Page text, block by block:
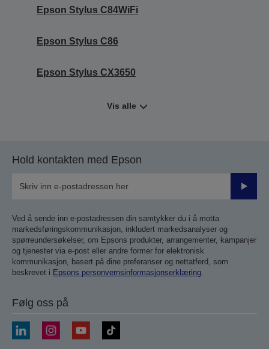
Epson Stylus C84WiFi
Epson Stylus C86
Epson Stylus CX3650
Vis alle
Hold kontakten med Epson
Send
Ved å sende inn e-postadressen din samtykker du i å motta
markedsføringskommunikasjon, inkludert markedsanalyser og
spørreundersøkelser, om Epsons produkter, arrangementer, kampanjer
og tjenester via e-post eller andre former for elektronisk
kommunikasjon, basert på dine preferanser og nettatferd, som
beskrevet i Epsons personvernsinformasjonserklæring
Følg oss på